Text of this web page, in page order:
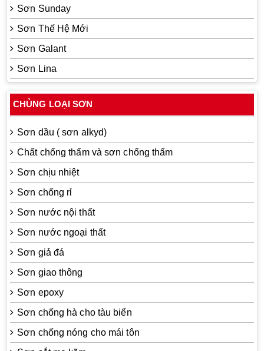
Sơn Sunday
Sơn Thế Hệ Mới
Sơn Galant
Sơn Lina
CHỦNG LOẠI SƠN
Sơn dầu ( sơn alkyd)
Chất chống thấm và sơn chống thấm
Sơn chịu nhiệt
Sơn chống rỉ
Sơn nước nội thất
Sơn nước ngoại thất
Sơn giả đá
Sơn giao thông
Sơn epoxy
Sơn chống hà cho tàu biển
Sơn chống nóng cho mái tôn